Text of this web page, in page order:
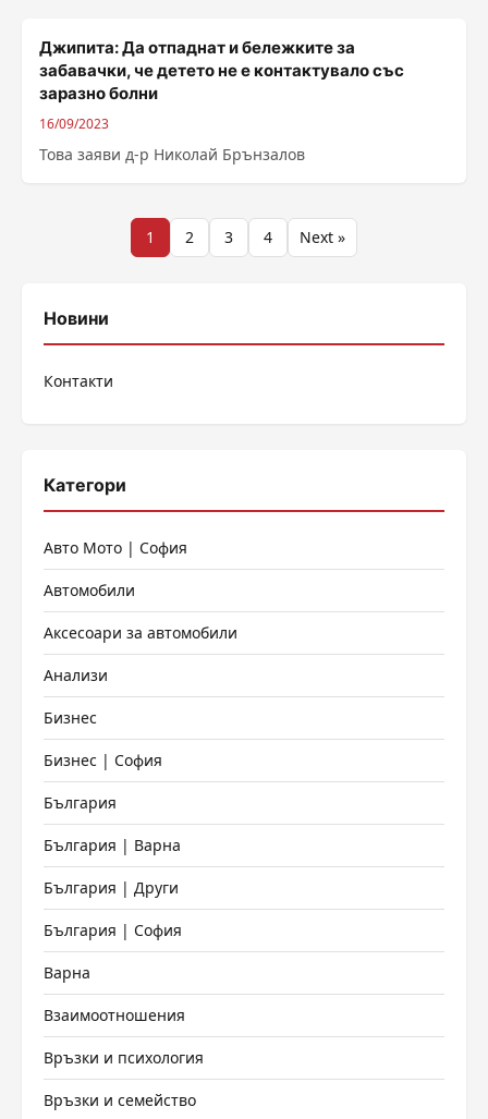
Джипита: Да отпаднат и бележките за
забавачки, че детето не е контактувало със
заразно болни
16/09/2023
Това заяви д-р Николай Брънзалов
Разделяне
публикациите
1 2 3 4 Next »
Новини
Контакти
Категори
Авто Мото | София
Автомобили
Аксесоари за автомобили
Анализи
Бизнес
Бизнес | София
България
България | Варна
България | Други
България | София
Варна
Взаимоотношения
Връзки и психология
Връзки и семейство